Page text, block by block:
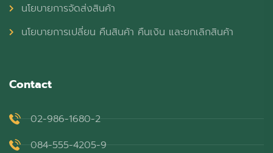
นโยบายการจัดส่งสินค้า
นโยบายการเปลี่ยน คืนสินค้า คืนเงิน และยกเลิกสินค้า
Contact
02-986-1680-2
084-555-4205-9